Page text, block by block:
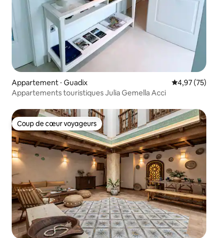
Appartement ⋅ Guadix Évaluation
4,97 (75)
Appartements touristiques Julia Gemella Acci
Coup de cœur voyageurs
Coup de cœur voyageurs